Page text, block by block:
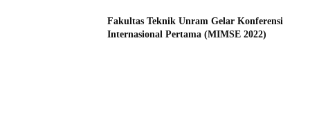
Fakultas Teknik Unram Gelar Konferensi
Internasional Pertama (MIMSE 2022)